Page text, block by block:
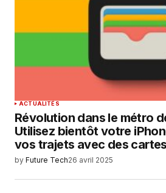
ACTUALITÉS
Révolution dans le métro
Utilisez bientôt votre
vos trajets avec des
by Future Tech26 avril 2025